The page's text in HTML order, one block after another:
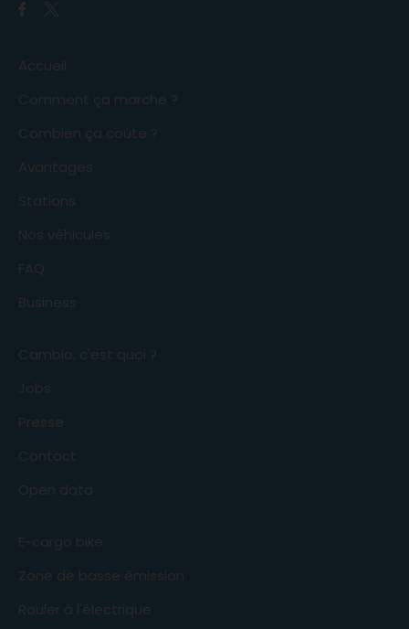
Accueil
Comment ça marche ?
Combien ça coûte ?
Avantages
Stations
Nos véhicules
FAQ
Business
Cambio, c'est quoi ?
Jobs
Presse
Contact
Open data
E-cargo bike
Zone de basse émission
Rouler à l'électrique